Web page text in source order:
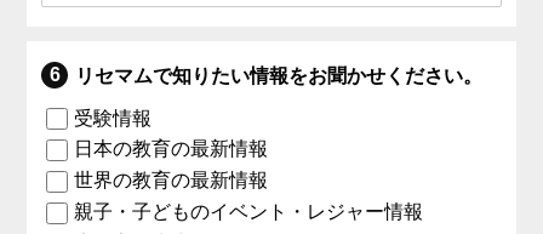
リセマムで知りたい情報をお聞かせください。
受験情報
日本の教育の最新情報
世界の教育の最新情報
親子・子どものイベント・レジャー情報